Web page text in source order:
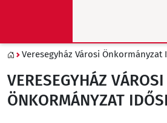
Veresegyház Városi Önkormányzat
VERESEGYHÁZ VÁROSI
ÖNKORMÁNYZAT